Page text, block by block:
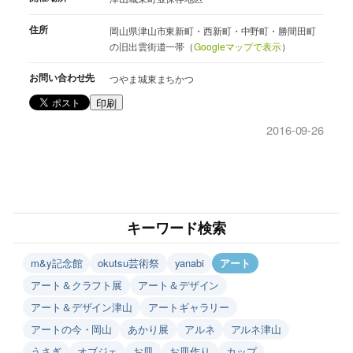
住所
岡山県津山市東新町・西新町・中野町・勝間田町
の旧出雲街道一帯（Googleマップで表示）
お問い合わせ先 つやま城東まちかつ
印刷
2016-09-26
キーワード検索
m&y記念館 okutsu芸術祭 yanabi
アート
アート＆クラフト展
アート＆デザイン
アート＆デザイン津山
アートギャラリー
アートの今・岡山
あかり展 アルネ
アルネ津山